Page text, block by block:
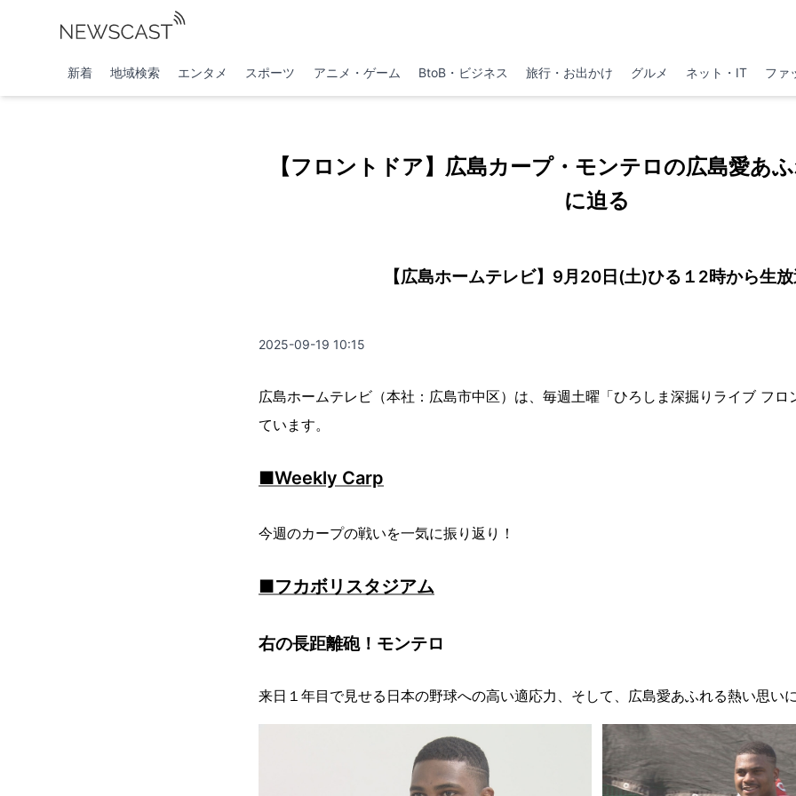
新着 地域検索 エンタメ スポーツ アニメ・ゲーム BtoB・ビジネス 旅行・お出かけ グルメ ネット・IT ファ
【フロントドア】広島カープ・モンテロの広島愛あ
に迫る
【広島ホームテレビ】9月20日(土)ひる１2時から生
2025-09-19 10:15
広島ホームテレビ（本社：広島市中区）は、毎週土曜「ひろしま深掘りライブ フロ
ています。
■Weekly Carp
今週のカープの戦いを一気に振り返り！
■フカボリスタジアム
右の長距離砲！モンテロ
来日１年目で見せる日本の野球への高い適応力、そして、広島愛あふれる熱い思い